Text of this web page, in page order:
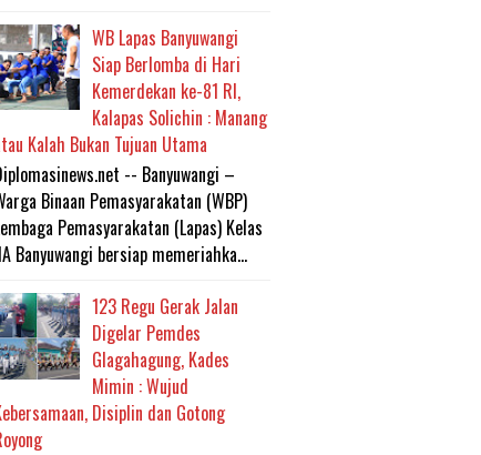
WB Lapas Banyuwangi
Siap Berlomba di Hari
Kemerdekan ke-81 RI,
Kalapas Solichin : Manang
Kalah Bukan Tujuan Utama
-- Banyuwangi –
Binaan Pemasyarakatan (WBP)
Pemasyarakatan (Lapas) Kelas
Banyuwangi bersiap memeriahka...
123 Regu Gerak Jalan
Digelar Pemdes
Glagahagung, Kades
Mimin : Wujud
Disiplin dan Gotong